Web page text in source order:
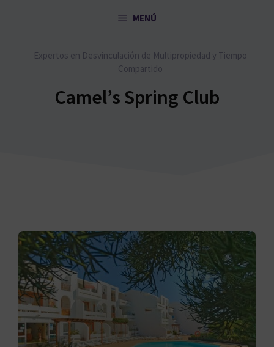
MENÚ
Expertos en Desvinculación de Multipropiedad y Tiempo
Compartido
Camel’s Spring Club